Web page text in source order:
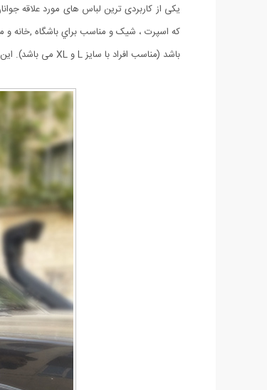
که اسپرت ، شیک و مناسب براي باشگاه ,خانه
باشد (مناسب افراد با سایز L و XL می باشد). این محصول دارای کلاه بوده که کلاه به هودی متصل است و همچنین جلوی هودی جیب کانگرویی تعبیه شده است.